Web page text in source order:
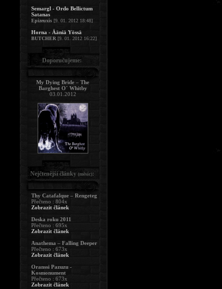
Semargl - Ordo Bellictum
Satanas
Epizeuxis [9. 01. 2012 18:48]
Horna - Ääniä Yössä
BUTCHER [9. 01. 2012 16:22]
Doporučujeme:
My Dying Bride – The
Barghest O´ Whitby
03.01.2012
Nejčtenější články (měsíc):
Thy Catafalque – Rengeteg
Přečteno : 804x
Zobrazit článek
Deska roku 2011
Přečteno : 695x
Zobrazit článek
Anathema – Falling Deeper
Přečteno : 673x
Zobrazit článek
Oranssi Pazuzu -
Kosmonument
Přečteno : 673x
Zobrazit článek